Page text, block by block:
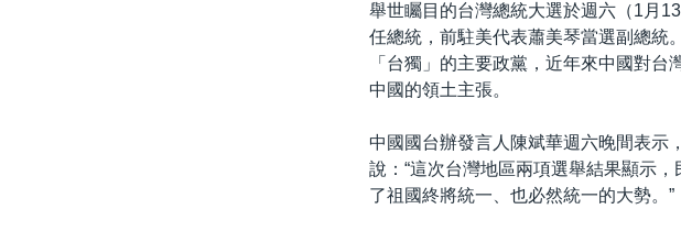
舉世矚目的台灣總統大選於週六（1月
任總統，前駐美代表蕭美琴當選副總統
「台獨」的主要政黨，近年來中國對
中國的領土主張。
中國國台辦發言人陳斌華週六晚間表示
說：“這次台灣地區兩項選舉結果顯示
了祖國終將統一、也必然統一的大勢。”